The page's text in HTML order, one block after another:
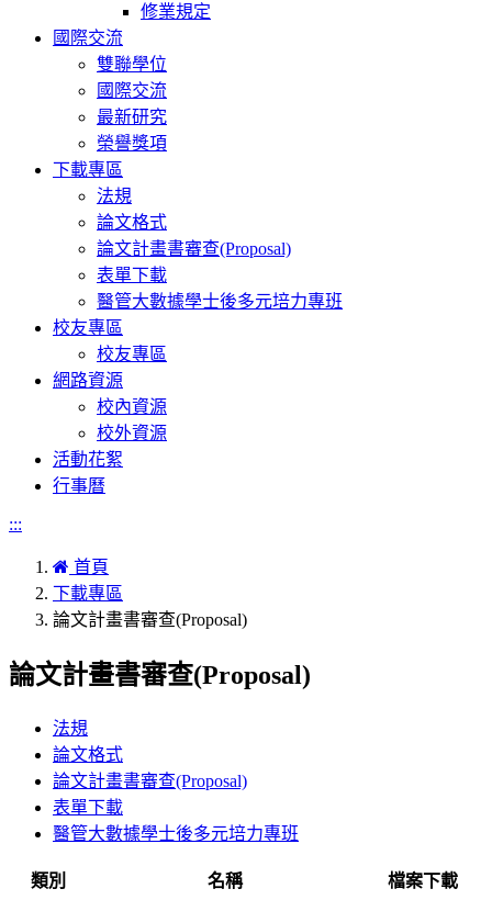
修業規定
國際交流
雙聯學位
國際交流
最新研究
榮譽獎項
下載專區
法規
論文格式
論文計畫書審查(Proposal)
表單下載
醫管大數據學士後多元培力專班
校友專區
校友專區
網路資源
校內資源
校外資源
活動花絮
行事曆
:::
首頁
下載專區
論文計畫書審查(Proposal)
論文計畫書審查(Proposal)
法規
論文格式
論文計畫書審查(Proposal)
表單下載
醫管大數據學士後多元培力專班
類別 名稱
檔案下載